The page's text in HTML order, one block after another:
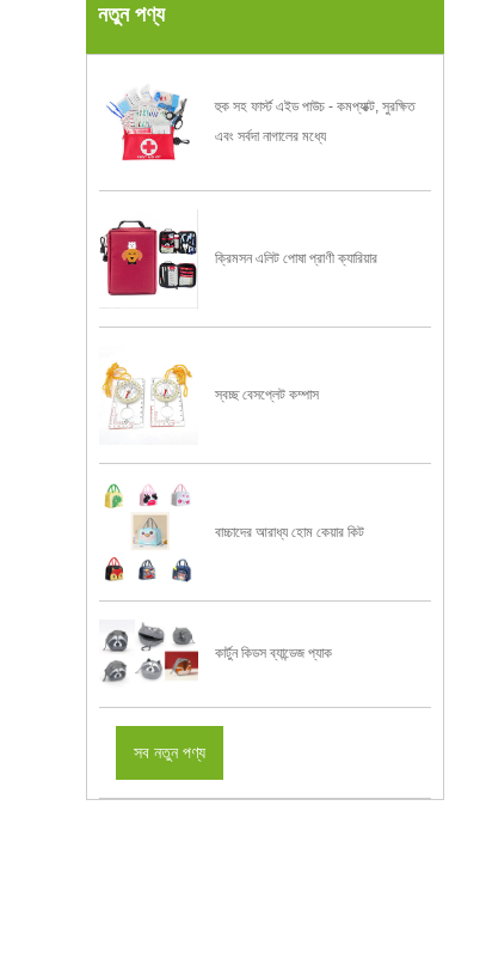
নতুন পণ্য
হুক সহ ফার্স্ট এইড পাউচ - কমপ্যাক্ট, সুরক্ষিত
এবং সর্বদা নাগালের মধ্যে
ক্রিমসন এলিট পোষা প্রাণী ক্যারিয়ার
স্বচ্ছ বেসপ্লেট কম্পাস
বাচ্চাদের আরাধ্য হোম কেয়ার কিট
কার্টুন কিডস ব্যান্ডেজ প্যাক
সব নতুন পণ্য